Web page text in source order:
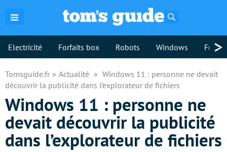
Electricité Forfaits box Robots Windows >
Tomsguide.fr Actualité
Windows 11 : personne ne devait
découvrir la publicité dans l’explorateur de fichiers
Windows 11 : personne ne
devait découvrir la publicité
dans l’explorateur de fichiers